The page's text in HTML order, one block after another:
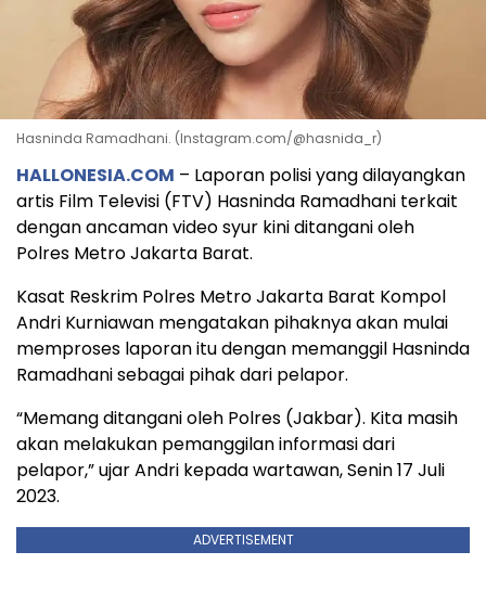
Hasninda Ramadhani. (Instagram.com/@hasnida_r)
HALLONESIA.COM – Laporan polisi yang dilayangkan
artis Film Televisi (FTV) Hasninda Ramadhani terkait
dengan ancaman video syur kini ditangani oleh
Polres Metro Jakarta Barat.
Kasat Reskrim Polres Metro Jakarta Barat Kompol
Andri Kurniawan mengatakan pihaknya akan mulai
memproses laporan itu dengan memanggil Hasninda
Ramadhani sebagai pihak dari pelapor.
“Memang ditangani oleh Polres (Jakbar). Kita masih
akan melakukan pemanggilan informasi dari
pelapor,” ujar Andri kepada wartawan, Senin 17 Juli
2023.
ADVERTISEMENT